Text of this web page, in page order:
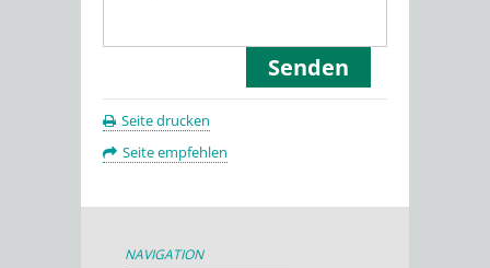
Seite drucken
Seite empfehlen
NAVIGATION